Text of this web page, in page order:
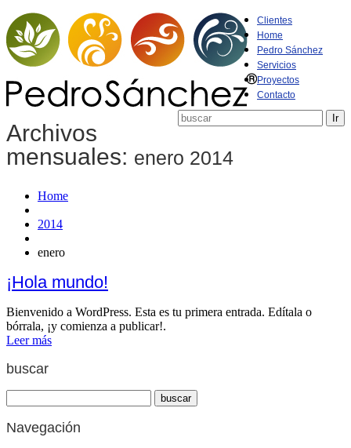
Clientes
Home
Pedro Sánchez
Servicios
Proyectos
Contacto
Archivos
mensuales: enero 2014
Home
2014
enero
¡Hola mundo!
Bienvenido a WordPress. Esta es tu primera entrada. Edítala o
bórrala, ¡y comienza a publicar!.
Leer más
buscar
Navegación